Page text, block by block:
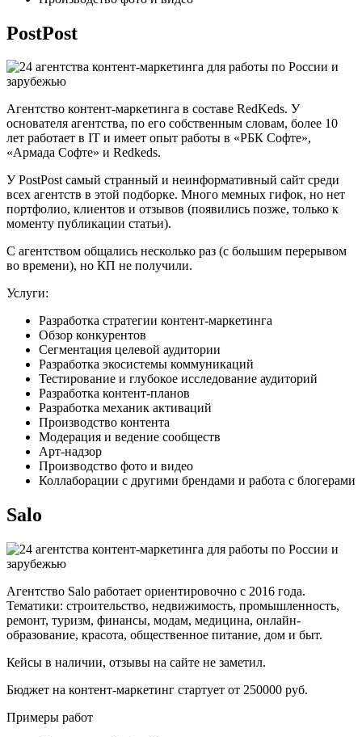
PostPost
Агентство контент-маркетинга в составе RedKeds. У
основателя агентства, по его собственным словам, более 10
лет работает в IT и имеет опыт работы в «РБК Софте»,
«Армада Софте» и Redkeds.
У PostPost самый странный и неинформативный сайт среди
всех агентств в этой подборке. Много мемных гифок, но нет
портфолио, клиентов и отзывов (появились позже, только к
моменту публикации статьи).
С агентством общались несколько раз (с большим перерывом
во времени), но КП не получили.
Услуги:
Разработка стратегии контент-маркетинга
Обзор конкурентов
Сегментация целевой аудитории
Разработка экосистемы коммуникаций
Тестирование и глубокое исследование аудиторий
Разработка контент-планов
Разработка механик активаций
Производство контента
Модерация и ведение сообществ
Арт-надзор
Производство фото и видео
Коллаборации с другими брендами и работа с блогерами
Salo
Агентство Salo работает ориентировочно с 2016 года.
Тематики: строительство, недвижимость, промышленность,
ремонт, туризм, финансы, модам, медицина, онлайн-
образование, красота, общественное питание, дом и быт.
Кейсы в наличии, отзывы на сайте не заметил.
Бюджет на контент-маркетинг стартует от 250000 руб.
Примеры работ